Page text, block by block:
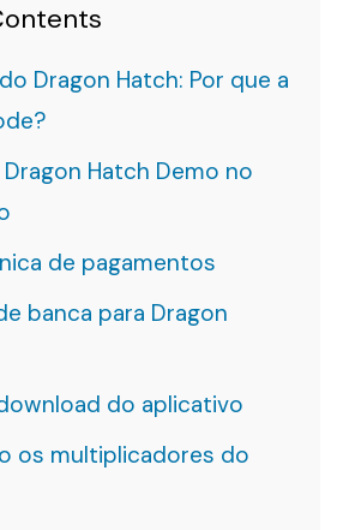
Dragon Hatch: Por que a
Hatch Demo no
de pagamentos
banca para Dragon
do aplicativo
os multiplicadores do